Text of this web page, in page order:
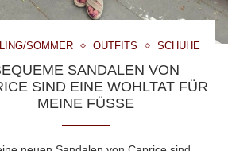
SOMMER OUTFITS SCHUHE
SANDALEN VON
SIND EINE WOHLTAT FÜR
MEINE FÜSSE